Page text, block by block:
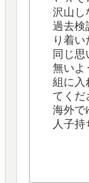
沢山し
過去検
り着い
同じ
無いよ
組に入
てくだ
海外で
人子持